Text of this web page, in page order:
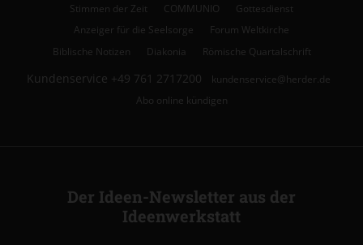
Stimmen der Zeit
COMMUNIO
Gottesdienst
Anzeiger für die Seelsorge
Forum Weltkirche
Biblische Notizen
Diakonia Römische Quartalschrift
Kundenservice +49 761 2717200
kundenservice@herder.de
Abo online kündigen
Der Ideen-Newsletter aus der
Ideenwerkstatt